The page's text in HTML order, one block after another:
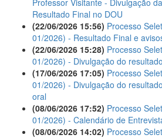
Resultado Final no DOU
(22/06/2026 15:56) Processo
01/2026) - Resultado Final e
(22/06/2026 15:28) Processo
01/2026) - Divulgação do
(17/06/2026 17:05) Processo
01/2026) - Divulgação do
oral
(08/06/2026 17:52) Processo
01/2026) - Calendário de
(08/06/2026 14:02) Processo